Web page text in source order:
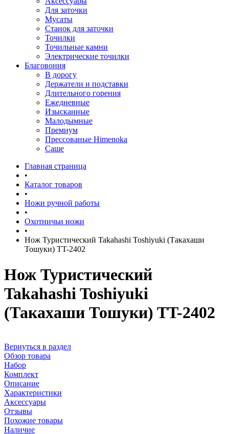
Для заточки
Мусаты
Станок для заточки
Точилки
Точильные камни
Электрические точилки
Благовония
В дорогу
Держатели и подставки
Длительного горения
Ежедневные
Изысканные
Малодымные
Премиум
Прессованые Himenoka
Саше
Главная страница
•
Каталог товаров
•
Ножи ручной работы
•
Охотничьи ножи
•
Нож Туристический Takahashi Toshiyuki (Такахаши
Тошуки) TT-2402
Нож Туристический
Takahashi Toshiyuki
(Такахаши Тошуки) TT-2402
Вернуться в раздел
Обзор товара
Набор
Комплект
Описание
Характеристики
Аксессуары
Отзывы
Похожие товары
Наличие